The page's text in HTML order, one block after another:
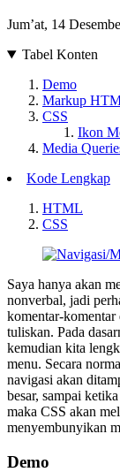
Jum’at, 14
Tabel Konten
Demo
Markup
CSS
Ikon
Media
Kode Lengkap
HTML
CSS
Saya hanya akan
nonverbal, jadi
komentar-
tuliskan. Pada
kemudian kita
menu. Secara
navigasi akan
besar, sampai
maka CSS akan
menyembunyikan
Demo